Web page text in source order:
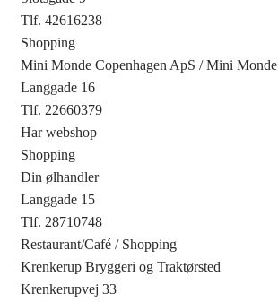
Tlf. 42616238
Shopping
Mini Monde Copenhagen ApS / Mini Monde
Langgade 16
Tlf. 22660379
Har webshop
Shopping
Din ølhandler
Langgade 15
Tlf. 28710748
Restaurant/Café / Shopping
Krenkerup Bryggeri og Traktørsted
Krenkerupvej 33